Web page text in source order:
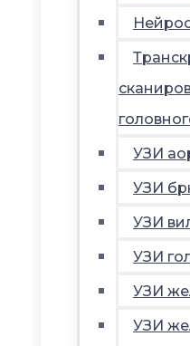
УЗИ
УЗИ
УЗИ
УЗИ
УЗИ
УЗИ